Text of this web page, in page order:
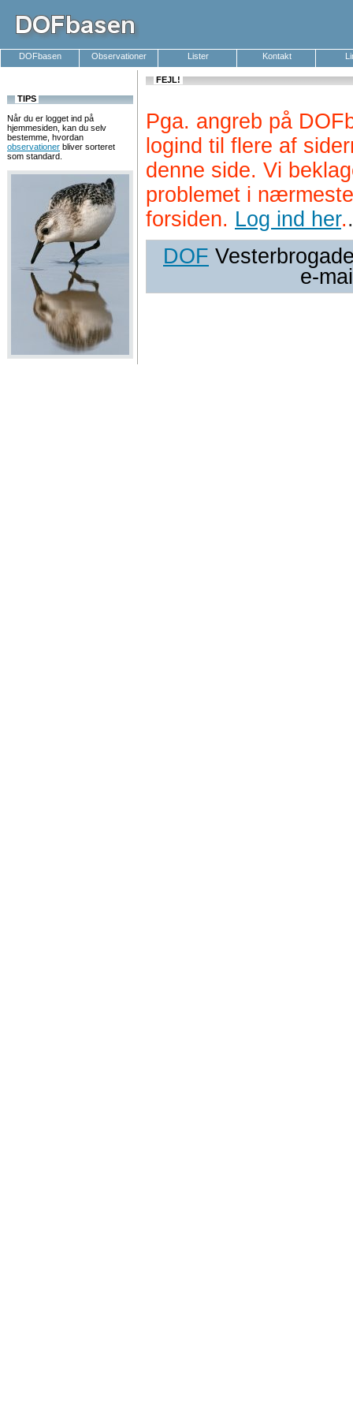
DOFbasen Observationer Lister Kontakt
TIPS
Når du er logget ind på
hjemmesiden, kan du selv
bestemme, hvordan
observationer bliver sorteret
som standard.
FEJL!
Pga. angreb på
logind til flere af
denne side. Vi
problemet i
forsiden. Log ind her..
DOF
e-